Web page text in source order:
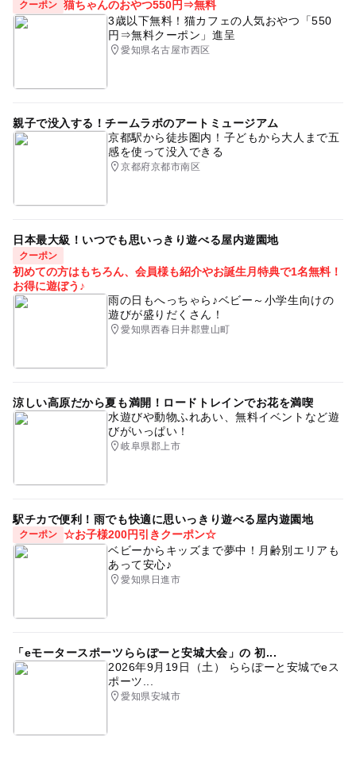
クーポン 猫ちゃんのおやつ550円⇒無料
3歳以下無料！猫カフェの人気おやつ「550
円⇒無料クーポン」進呈
愛知県名古屋市西区
親子で没入する！チームラボのアートミュージアム
京都駅から徒歩圏内！子どもから大人まで五
感を使って没入できる
京都府京都市南区
日本最大級！いつでも思いっきり遊べる屋内遊園地
クーポン
初めての方はもちろん、会員様も紹介やお誕生月特典で1名無料！
お得に遊ぼう♪
雨の日もへっちゃら♪ベビー～小学生向けの
遊びが盛りだくさん！
愛知県西春日井郡豊山町
涼しい高原だから夏も満開！ロードトレインでお花を満喫
水遊びや動物ふれあい、無料イベントなど遊
びがいっぱい！
岐阜県郡上市
駅チカで便利！雨でも快適に思いっきり遊べる屋内遊園地
クーポン ☆お子様200円引きクーポン☆
ベビーからキッズまで夢中！月齢別エリアも
あって安心♪
愛知県日進市
「eモータースポーツららぽーと安城大会」の 初...
2026年9月19日（土） ららぽーと安城でeス
ポーツ...
愛知県安城市